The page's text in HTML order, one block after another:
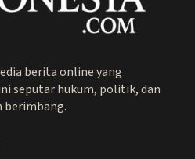
berita online yang
seputar hukum, politik, dan
berimbang.